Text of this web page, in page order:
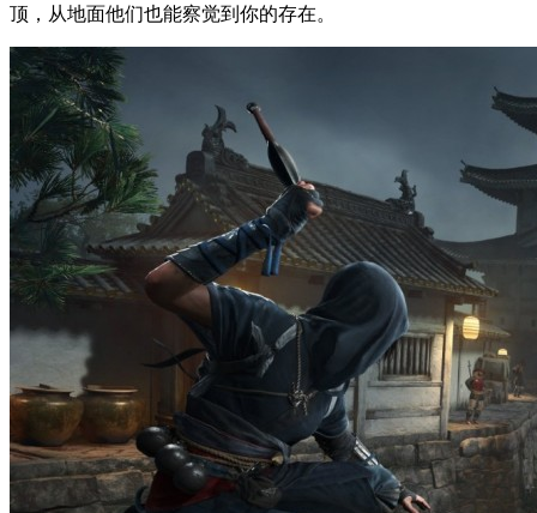
顶，从地面他们也能察觉到你的存在。